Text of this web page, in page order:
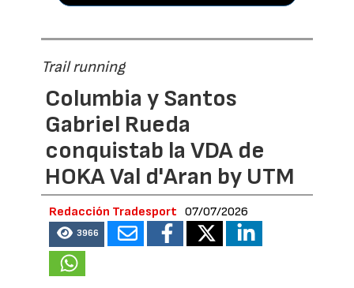
Trail running
Columbia y Santos
Gabriel Rueda
conquistab la VDA de
HOKA Val d'Aran by UTM
Redacción Tradesport 07/07/2026
3966